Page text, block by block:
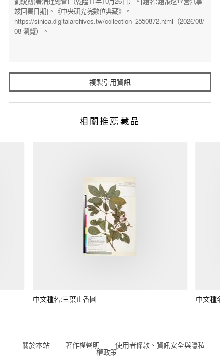
複製引用資訊
相關推薦藏品
中文種名:三葉山香圓 中文種
關於本站 著作權聲明 使用者條款、資訊安全與隱私
權政策